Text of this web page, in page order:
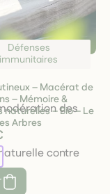
aux cellules
et vitalité
des
contre
Défenses
immunitaires
– Macérat de
– Mémoire &
naturelles – Bio – Le
Arbres